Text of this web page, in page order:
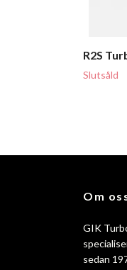
R2S
Slutsåld
Om
GIK
sedan